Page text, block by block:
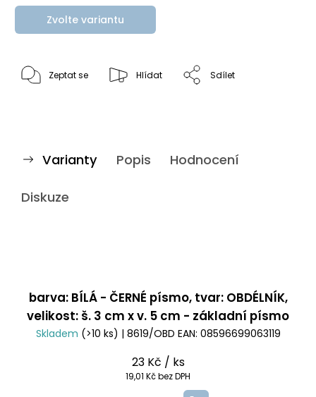
Zvolte variantu
Zeptat se Hlídat Sdílet
Varianty Popis Hodnocení
Diskuze
barva: BÍLÁ - ČERNÉ písmo, tvar: OBDÉLNÍK,
velikost: š. 3 cm x v. 5 cm - základní písmo
Skladem (>10 ks) | 8619/OBD EAN: 08596699063119
23 Kč / ks
19,01 Kč bez DPH